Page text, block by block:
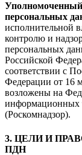
Уполномоченный
персональных
исполнительной
контролю и
персональных
Российской
соответствии с
Федерации от 16
возложены на
информационных
(Роскомнадзор).
3. ЦЕЛИ И
ПДН